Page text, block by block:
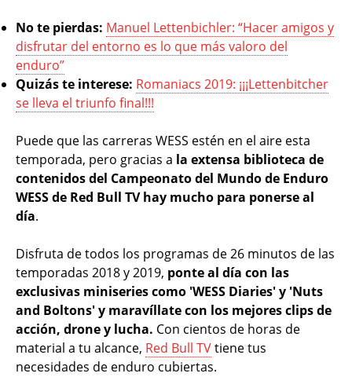
No te pierdas: Manuel Lettenbichler: “Hacer amigos y
disfrutar del entorno es lo que más valoro del
enduro”
Quizás te interese: Romaniacs 2019: ¡¡¡Lettenbitcher
se lleva el triunfo final!!!
Puede que las carreras WESS estén en el aire esta
temporada, pero gracias a la extensa biblioteca de
contenidos del Campeonato del Mundo de Enduro
WESS de Red Bull TV hay mucho para ponerse al
día.
Disfruta de todos los programas de 26 minutos de las
temporadas 2018 y 2019, ponte al día con las
exclusivas miniseries como 'WESS Diaries' y 'Nuts
and Boltons' y maravíllate con los mejores clips de
acción, drone y lucha. Con cientos de horas de
material a tu alcance, Red Bull TVtiene tus
necesidades de enduro cubiertas.